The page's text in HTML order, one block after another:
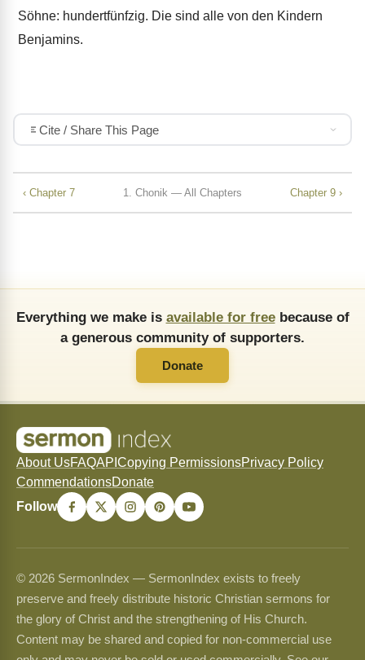
Söhne: hundertfünfzig. Die sind alle von den Kindern
Benjamins.
Cite / Share This Page
‹ Chapter 7 1. Chonik — All Chapters Chapter 9 ›
Everything we make is available for freebecause of
a generous community of supporters.
Donate
About UsFAQAPI Copying PermissionsPrivacy Policy
CommendationsDonate
Follow
© 2026 SermonIndex — SermonIndex exists to freely
preserve and freely distribute historic Christian sermons for
the glory of Christ and the strengthening of His Church.
Content may be shared and copied for non-commercial use